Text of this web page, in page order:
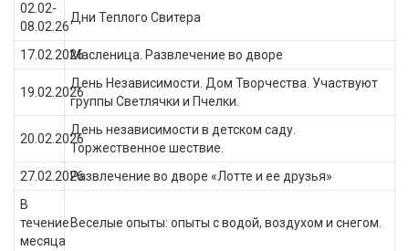
02.02-
08.02.26
Дни Теплого Свитера
17.02.2026Масленица. Развлечение во дворе
19.02.2026
День Независимости. Дом Творчества. Участвуют
группы Светлячки и Пчелки.
20.02.2026
День независимости в детском саду.
Торжественное шествие.
27.02.2026Развлечение во дворе «Лотте и ее друзья»
В
течение
месяца
Веселые опыты: опыты с водой, воздухом и снегом.